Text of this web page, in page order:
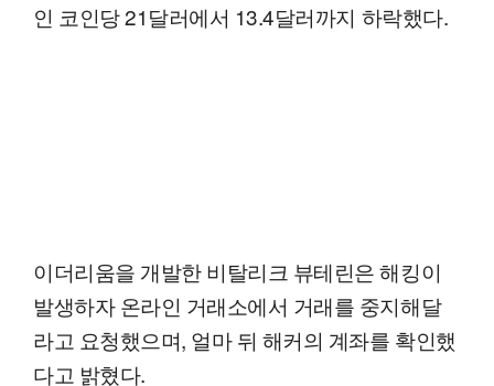
인 코인당 21달러에서 13.4달러까지 하락했다.
이더리움을 개발한 비탈리크 뷰테린은 해킹이
발생하자 온라인 거래소에서 거래를 중지해달
라고 요청했으며, 얼마 뒤 해커의 계좌를 확인했
다고 밝혔다.